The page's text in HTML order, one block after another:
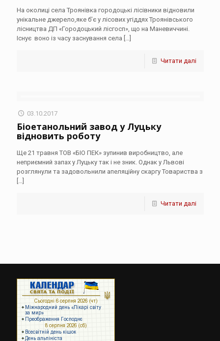
На околиці села Троянівка городоцькі лісівники відновили
унікальне джерело,яке б’є у лісових угіддях Троянівського
лісництва ДП «Городоцький лісгосп», що на Маневиччині.
Існує воно із часу заснування села […]
Читати далі
03.10.2017
Біоетанольний завод у Луцьку
відновить роботу
Ще 21 травня ТОВ «БІО ПЕК» зупинив виробництво, але
неприємний запах у Луцьку так і не зник. Однак у Львові
розглянули та задовольнили апеляційну скаргу Товариства з
[…]
Читати далі